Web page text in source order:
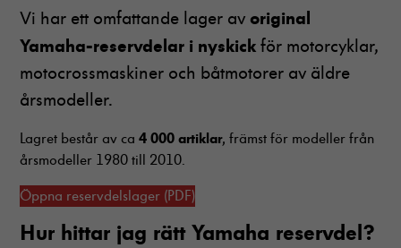
Vi har ett omfattande lager avoriginal
Yamaha-reservdelar i nyskick för motorcyklar,
motocrossmaskiner och båtmotorer av äldre
årsmodeller.
Lagret består av ca4 000 artiklar, främst för modeller från
årsmodeller 1980 till 2010.
Öppna reservdelslager (PDF)
Hur hittar jag rätt Yamaha reservdel?